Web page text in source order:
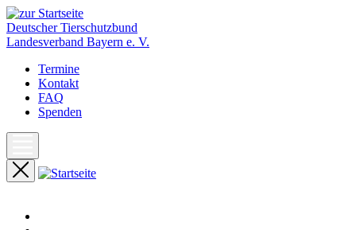
Deutscher Tierschutzbund
Landesverband Bayern e. V.
Termine
Kontakt
FAQ
Spenden